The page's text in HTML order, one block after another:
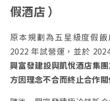
假酒店 ）
原本規劃為五星級度假
2022 年試營運，並於
興富發建設與凱悅酒店集
方因理念不合而終止合作關